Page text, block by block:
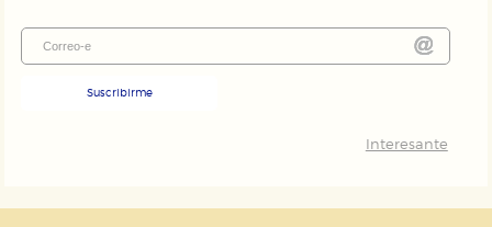
Suscribirme
Interesante